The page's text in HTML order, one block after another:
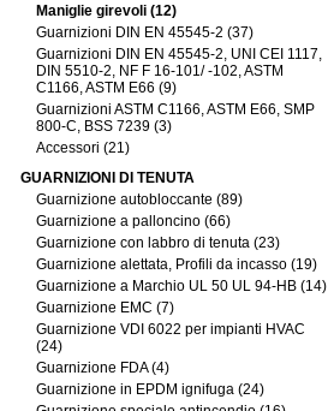
Maniglie girevoli (12)
Guarnizioni DIN EN 45545-2 (37)
Guarnizioni DIN EN 45545-2, UNI CEI 1117,
DIN 5510-2, NF F 16-101/ -102, ASTM
C1166, ASTM E66 (9)
Guarnizioni ASTM C1166, ASTM E66, SMP
800-C, BSS 7239 (3)
Accessori (21)
GUARNIZIONI DI TENUTA
Guarnizione autobloccante (89)
Guarnizione a palloncino (66)
Guarnizione con labbro di tenuta (23)
Guarnizione alettata, Profili da incasso (19)
Guarnizione a Marchio UL 50 UL 94-HB (14)
Guarnizione EMC (7)
Guarnizione VDI 6022 per impianti HVAC
(24)
Guarnizione FDA (4)
Guarnizione in EPDM ignifuga (24)